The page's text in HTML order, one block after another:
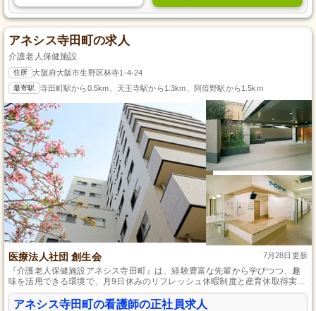
アネシス寺田町の求人
介護老人保健施設
住所 大阪府大阪市生野区林寺1-4-24
最寄駅 寺田町駅から0.5km、天王寺駅から1.3km、阿倍野駅から1.5km
医療法人社団 創生会 7月28日更新
『介護老人保健施設アネシス寺田町』は、経験豊富な先輩から学びつつ、趣
味を活用できる環境で、月9日休みのリフレッシュ休暇制度と産育休取得実績
も充実した職場です。
アネシス寺田町の看護師の正社員求人